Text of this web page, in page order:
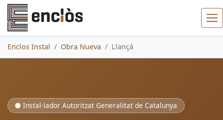
Enclos Instal Obra Nueva Llançà
Instal·lador Autoritzat Generalitat de Catalunya